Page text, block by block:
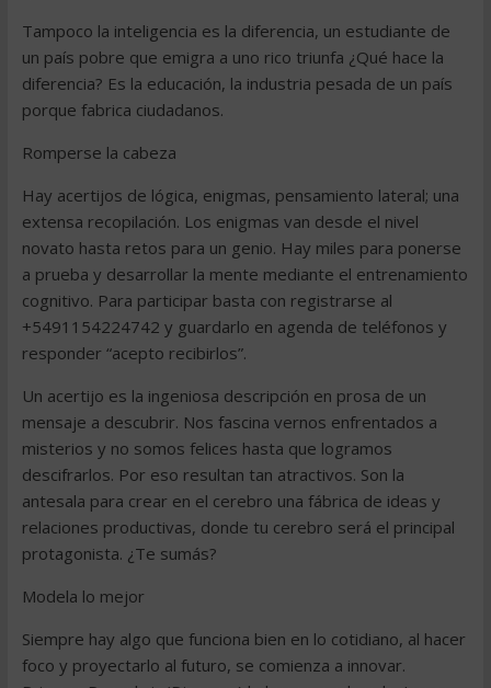
Tampoco la inteligencia es la diferencia, un estudiante de
un país pobre que emigra a uno rico triunfa ¿Qué hace la
diferencia? Es la educación, la industria pesada de un país
porque fabrica ciudadanos.
Romperse la cabeza
Hay acertijos de lógica, enigmas, pensamiento lateral; una
extensa recopilación. Los enigmas van desde el nivel
novato hasta retos para un genio. Hay miles para ponerse
a prueba y desarrollar la mente mediante el entrenamiento
cognitivo. Para participar basta con registrarse al
+5491154224742 y guardarlo en agenda de teléfonos y
responder “acepto recibirlos”.
Un acertijo es la ingeniosa descripción en prosa de un
mensaje a descubrir. Nos fascina vernos enfrentados a
misterios y no somos felices hasta que logramos
descifrarlos. Por eso resultan tan atractivos. Son la
antesala para crear en el cerebro una fábrica de ideas y
relaciones productivas, donde tu cerebro será el principal
protagonista. ¿Te sumás?
Modela lo mejor
Siempre hay algo que funciona bien en lo cotidiano, al hacer
foco y proyectarlo al futuro, se comienza a innovar.